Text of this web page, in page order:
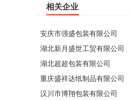
相关企业
安庆市强盛包装有限公司
湖北新月盛世工贸有限公司
湖北超超包装有限公司
重庆盛祥达纸制品有限公司
汉川市博翔包装有限公司